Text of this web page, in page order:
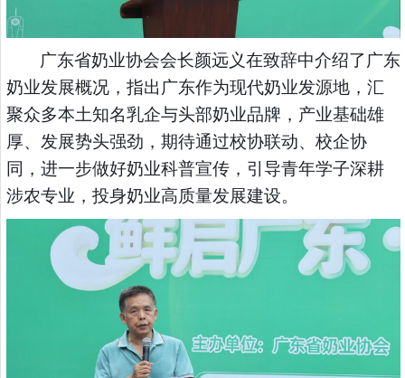
广东省奶业协会会长颜远义在致辞中介绍了广东
奶业发展概况，指出广东作为现代奶业发源地，汇
聚众多本土知名乳企与头部奶业品牌，产业基础雄
厚、发展势头强劲，期待通过校协联动、校企协
同，进一步做好奶业科普宣传，引导青年学子深耕
涉农专业，投身奶业高质量发展建设。